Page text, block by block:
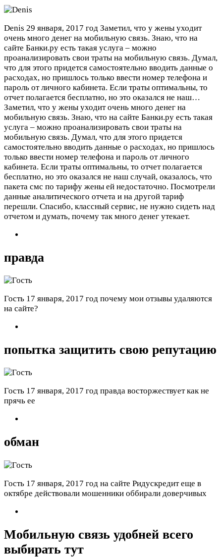
Denis 29 января, 2017 год Заметил, что у жены уходит
очень много денег на мобильную связь. Знаю, что на
сайте Банки.ру есть такая услуга – можно
проанализировать свои траты на мобильную связь. Думал,
что для этого придется самостоятельно вводить данные о
расходах, но пришлось только ввести номер телефона и
пароль от личного кабинета. Если траты оптимальны, то
отчет полагается бесплатно, но это оказался не наш…
Заметил, что у жены уходит очень много денег на
мобильную связь. Знаю, что на сайте Банки.ру есть такая
услуга – можно проанализировать свои траты на
мобильную связь. Думал, что для этого придется
самостоятельно вводить данные о расходах, но пришлось
только ввести номер телефона и пароль от личного
кабинета. Если траты оптимальны, то отчет полагается
бесплатно, но это оказался не наш случай, оказалось, что
пакета смс по тарифу жены ей недостаточно. Посмотрели
данные аналитического отчета и на другой тариф
перешли. Спасибо, классный сервис, не нужно сидеть над
отчетом и думать, почему так много денег утекает.
правда
Гость 17 января, 2017 год почему мои отзывы удаляются
на сайте?
попытка защитить свою репутацию
Гость 17 января, 2017 год правда восторжествует как не
прячь ее
обман
Гость 17 января, 2017 год на сайте Ридускредит еще в
октябре действовали мошенники оббирали доверчивых
Мобильную связь удобней всего
выбирать тут